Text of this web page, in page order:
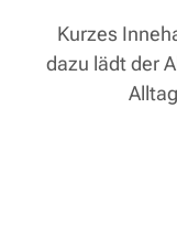
Kurzes
dazu lädt der